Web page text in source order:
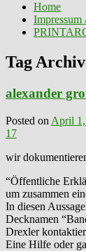
Home
Impressum
Tag
alexander
Posted on April
17
wir
“Öffentliche
um zusammen
In diesen
Decknamen
Drexler
Eine Hilfe oder